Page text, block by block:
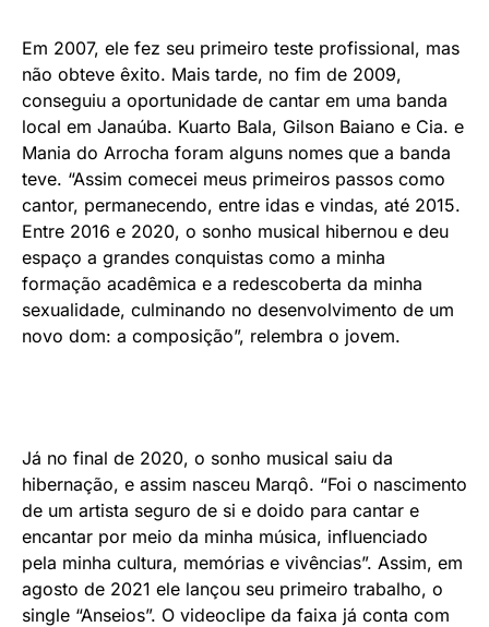
Em 2007, ele fez seu primeiro teste profissional, mas
não obteve êxito. Mais tarde, no fim de 2009,
conseguiu a oportunidade de cantar em uma banda
local em Janaúba. Kuarto Bala, Gilson Baiano e Cia. e
Mania do Arrocha foram alguns nomes que a banda
teve. “Assim comecei meus primeiros passos como
cantor, permanecendo, entre idas e vindas, até 2015.
Entre 2016 e 2020, o sonho musical hibernou e deu
espaço a grandes conquistas como a minha
formação acadêmica e a redescoberta da minha
sexualidade, culminando no desenvolvimento de um
novo dom: a composição”, relembra o jovem.
Já no final de 2020, o sonho musical saiu da
hibernação, e assim nasceu Marqô. “Foi o nascimento
de um artista seguro de si e doido para cantar e
encantar por meio da minha música, influenciado
pela minha cultura, memórias e vivências”. Assim, em
agosto de 2021 ele lançou seu primeiro trabalho, o
single “Anseios”. O videoclipe da faixa já conta com